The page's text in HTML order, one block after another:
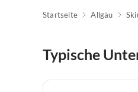
Startseite Allgäu
Typische